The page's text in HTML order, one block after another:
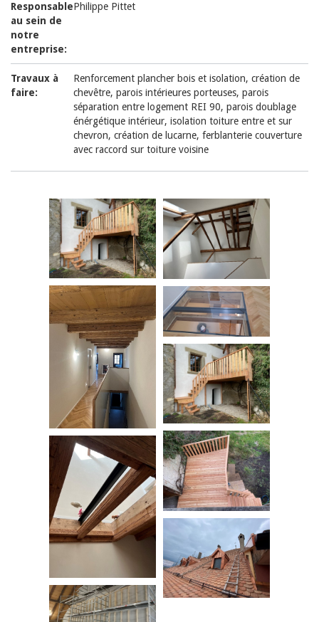
Responsable
au sein de
notre
entreprise:
Philippe Pittet
Travaux à
faire:
Renforcement plancher bois et isolation, création de
chevêtre, parois intérieures porteuses, parois
séparation entre logement REI 90, parois doublage
énérgétique intérieur, isolation toiture entre et sur
chevron, création de lucarne, ferblanterie couverture
avec raccord sur toiture voisine